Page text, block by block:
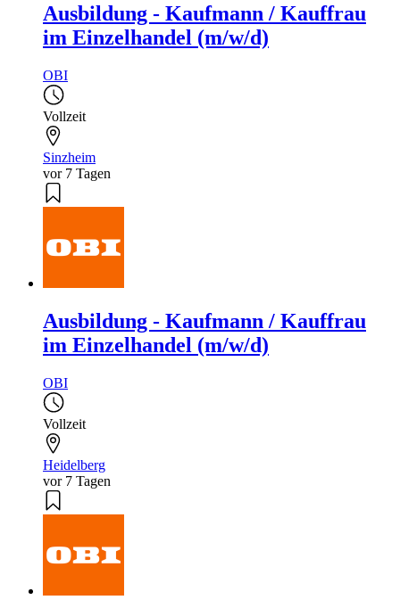
Ausbildung - Kaufmann / Kauffrau
im Einzelhandel (m/w/d)
OBI
Vollzeit
Sinzheim
vor 7 Tagen
Ausbildung - Kaufmann / Kauffrau
im Einzelhandel (m/w/d)
OBI
Vollzeit
Heidelberg
vor 7 Tagen